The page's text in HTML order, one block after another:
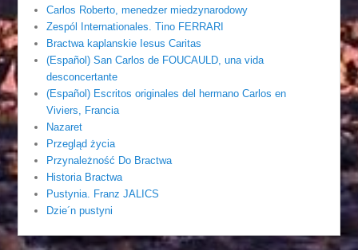
Carlos Roberto, menedzer miedzynarodowy
Zespól Internationales. Tino FERRARI
Bractwa kaplanskie Iesus Caritas
(Español) San Carlos de FOUCAULD, una vida
desconcertante
(Español) Escritos originales del hermano Carlos en
Viviers, Francia
Nazaret
Przegląd życia
Przynależność Do Bractwa
Historia Bractwa
Pustynia. Franz JALICS
Dzie´n pustyni